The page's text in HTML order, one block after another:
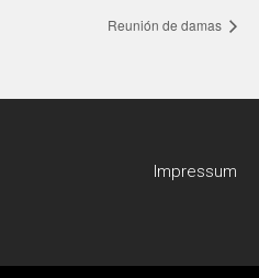
Reunión de damas
Impressum